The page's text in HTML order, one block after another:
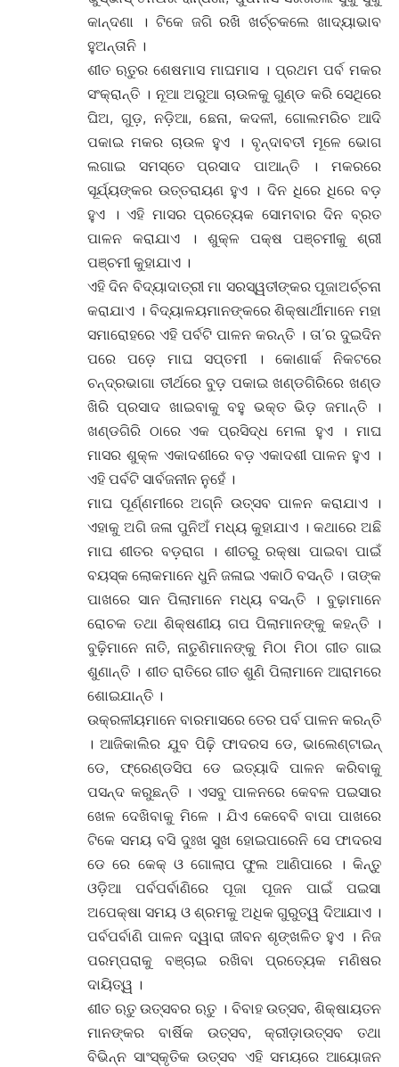
କାନ୍ଦଣା । ଟିକେ ଜଗି ରଖି ଖର୍ଚ୍ଚକଲେ ଖାଦ୍ୟାଭାବ
ହୁଅନ୍ତାନି ।
ଶୀତ ଋତୁର ଶେଷମାସ ମାଘମାସ । ପ୍ରଥମ ପର୍ବ ମକର
ସଂକ୍ରାନ୍ତି । ନୂଆ ଅରୁଆ ଚାଉଳକୁ ଗୁଣ୍ଡ କରି ସେଥିରେ
ଘିଅ, ଗୁଡ଼, ନଡ଼ିଆ, ଛେନା, କଦଳୀ, ଗୋଲମରିଚ ଆଦି
ପକାଇ ମକର ଚାଉଳ ହୁଏ । ବୃନ୍ଦାବତୀ ମୂଳେ ଭୋଗ
ଲଗାଇ ସମସ୍ତେ ପ୍ରସାଦ ପାଆନ୍ତି । ମକରରେ
ସୂର୍ଯ୍ୟଙ୍କର ଉତ୍ତରାୟଣ ହୁଏ । ଦିନ ଧିରେ ଧିରେ ବଡ଼
ହୁଏ । ଏହି ମାସର ପ୍ରତ୍ୟେକ ସୋମବାର ଦିନ ବ୍ରତ
ପାଳନ କରାଯାଏ । ଶୁକ୍ଳ ପକ୍ଷ ପଞ୍ଚମୀକୁ ଶ୍ରୀ
ପଞ୍ଚମୀ କୁହାଯାଏ ।
ଏହି ଦିନ ବିଦ୍ୟାଦାତ୍ରୀ ମା ସରସ୍ୱତୀଙ୍କର ପୂଜାଅର୍ଚ୍ଚନା
କରାଯାଏ । ବିଦ୍ୟାଳୟମାନଙ୍କରେ ଶିକ୍ଷାର୍ଥୀମାନେ ମହା
ସମାରୋହରେ ଏହି ପର୍ବଟି ପାଳନ କରନ୍ତି । ତା’ର ଦୁଇଦିନ
ପରେ ପଡ଼େ ମାଘ ସପ୍ତମୀ । କୋଣାର୍କ ନିକଟରେ
ଚନ୍ଦ୍ରଭାଗା ତୀର୍ଥରେ ବୁଡ଼ ପକାଇ ଖଣ୍ଡଗିରିରେ ଖଣ୍ଡ
ଖିରି ପ୍ରସାଦ ଖାଇବାକୁ ବହୁ ଭକ୍ତ ଭିଡ଼ ଜମାନ୍ତି ।
ଖଣ୍ଡଗିରି ଠାରେ ଏକ ପ୍ରସିଦ୍ଧ ମେଳା ହୁଏ । ମାଘ
ମାସର ଶୁକ୍ଳ ଏକାଦଶୀରେ ବଡ଼ ଏକାଦଶୀ ପାଳନ ହୁଏ ।
ଏହି ପର୍ବଟି ସାର୍ବଜନୀନ ନୁହେଁ ।
ମାଘ ପୂର୍ଣ୍ଣମୀରେ ଅଗ୍ନି ଉତ୍ସବ ପାଳନ କରାଯାଏ ।
ଏହାକୁ ଅଗି ଜଳା ପୁନିଅଁ ମଧ୍ୟ କୁହାଯାଏ । କଥାରେ ଅଛି
ମାଘ ଶୀତର ବଡ଼ରାଗ । ଶୀତରୁ ରକ୍ଷା ପାଇବା ପାଇଁ
ବୟସ୍କ ଲୋକମାନେ ଧୁନି ଜଳାଇ ଏକାଠି ବସନ୍ତି । ତାଙ୍କ
ପାଖରେ ସାନ ପିଲାମାନେ ମଧ୍ୟ ବସନ୍ତି । ବୁଢ଼ାମାନେ
ରୋଚକ ତଥା ଶିକ୍ଷଣୀୟ ଗପ ପିଲାମାନଙ୍କୁ କହନ୍ତି ।
ବୁଢ଼ିମାନେ ନାତି, ନାତୁଣିମାନଙ୍କୁ ମିଠା ମିଠା ଗୀତ ଗାଇ
ଶୁଣାନ୍ତି । ଶୀତ ରାତିରେ ଗୀତ ଶୁଣି ପିଲାମାନେ ଆରାମରେ
ଶୋଇଯାନ୍ତି ।
ଉକ୍ରଳୀୟମାନେ ବାରମାସରେ ତେର ପର୍ବ ପାଳନ କରନ୍ତି
। ଆଜିକାଲିର ଯୁବ ପିଢ଼ି ଫାଦରସ ଡେ, ଭାଲେଣ୍ଟାଇନ୍
ଡେ, ଫ୍ରେଣ୍ଡସିପ ଡେ ଇତ୍ୟାଦି ପାଳନ କରିବାକୁ
ପସନ୍ଦ କରୁଛନ୍ତି । ଏସବୁ ପାଳନରେ କେବଳ ପଇସାର
ଖେଳ ଦେଖିବାକୁ ମିଳେ । ଯିଏ କେବେବି ବାପା ପାଖରେ
ଟିକେ ସମୟ ବସି ଦୁଃଖ ସୁଖ ହୋଇପାରେନି ସେ ଫାଦରସ
ଡେ ରେ କେକ୍ ଓ ଗୋଲାପ ଫୁଲ ଆଣିପାରେ । କିନ୍ତୁ
ଓଡ଼ିଆ ପର୍ବପର୍ବାଣିରେ ପୂଜା ପୂଜନ ପାଇଁ ପଇସା
ଅପେକ୍ଷା ସମୟ ଓ ଶ୍ରମକୁ ଅଧିକ ଗୁରୁତ୍ୱ ଦିଆଯାଏ ।
ପର୍ବପର୍ବାଣି ପାଳନ ଦ୍ୱାରା ଜୀବନ ଶୃଙ୍ଖଳିତ ହୁଏ । ନିଜ
ପରମ୍ପରାକୁ ବଞ୍ଚାଇ ରଖିବା ପ୍ରତ୍ୟେକ ମଣିଷର
ଦାୟିତ୍ୱ ।
ଶୀତ ଋତୁ ଉତ୍ସବର ଋତୁ । ବିବାହ ଉତ୍ସବ, ଶିକ୍ଷାୟତନ
ମାନଙ୍କର ବାର୍ଷିକ ଉତ୍ସବ, କ୍ରୀଡ଼ାଉତ୍ସବ ତଥା
ବିଭିନ୍ନ ସାଂସ୍କୃତିକ ଉତ୍ସବ ଏହି ସମୟରେ ଆୟୋଜନ